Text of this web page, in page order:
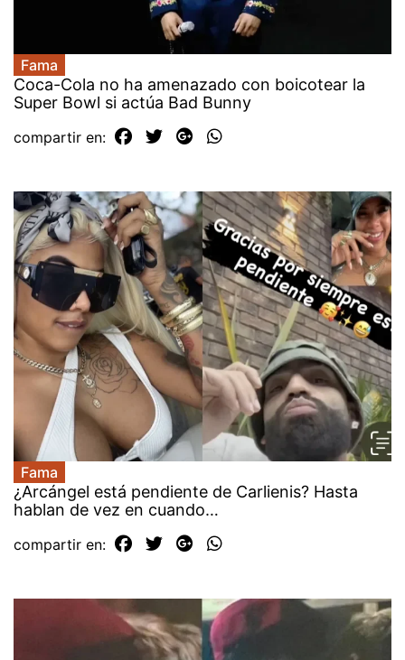
Fama
Coca-Cola no ha amenazado con boicotear la
Super Bowl si actúa Bad Bunny
compartir en:
Fama
¿Arcángel está pendiente de Carlienis? Hasta
hablan de vez en cuando…
compartir en: